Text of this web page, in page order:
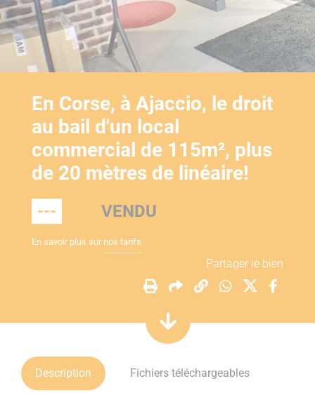
En Corse, à Ajaccio, le droit
au bail d'un local
commercial de 115m², plus
de 20 mètres de linéaire!
--- VENDU
En savoir plus sur nos tarifs
Partager le bien
Description Fichiers téléchargeables